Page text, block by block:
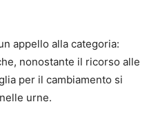
appello alla categoria:
nonostante il ricorso alle
per il cambiamento si
urne.